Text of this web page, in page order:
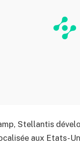
Stellantis
aux Etats-